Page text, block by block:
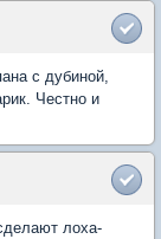
с дубиной,
Честно и
лоха-